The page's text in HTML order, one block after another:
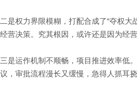
二是权力界限模糊，打配合成了“夺权
经营决策。究其根因，或许还是因为经
三是运作机制不顺畅，项目推进效率低
议，审批流程漫长又缓慢，急得人抓耳挠